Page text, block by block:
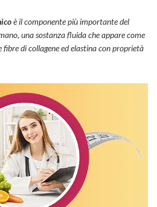
è il componente più importante del
una sostanza fluida che appare come
fibre di collagene ed elastina con proprietà